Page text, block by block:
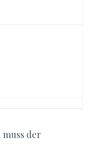
muss der